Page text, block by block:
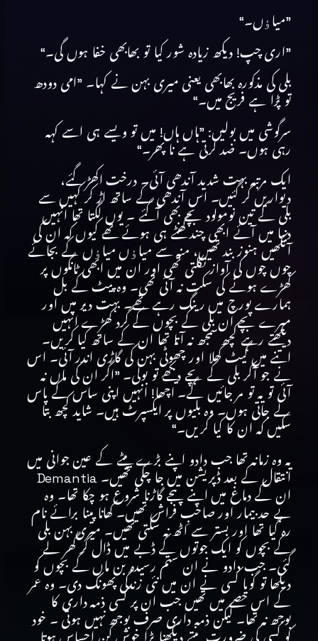
”میاﺅں۔“
”اری چپ! دیکھ زیادہ شور کیا تو بھابھی خفا ہوں گی۔“
بلی کی مذکورہ بھابھی یعنی میری بہن نے کہا۔ ”امی دودھ
تو پڑا ہے فریج میں۔“
سرگوشی میں بولیں: ”ہاں ہاں! میں تو ویسے ہی اسے کہہ
رہی ہوں۔ ضد کرتی ہے نا پھر۔“
ایک مرتبہ بہت شدید آندھی آئی۔ درخت اکھڑ گئے،
دیواریں گر گئیں۔ اس آندھی کے ساتھ اڑ کر کہیں سے
بلی کے تین نومولود بچے بھی آگئے ۔ یوں لگتا تھا انہیں
دنیا میں آئے ابھی چند گھنٹے ہی ہوئے تھے کیوں کہ ان کی
آنکھیں ہنوز بند تھیں، منہ سے میاﺅں میاﺅں کے بجائے
چوں چوں کی آواز نکلتی تھی اور ان میں ابھی ٹانگوں پر
کھڑے ہونے کی سکت نہ آئی تھی۔ وہ پیٹ کے بل
ہمارے پورچ میں رینگ رہے تھے۔ بہت دیر میں اور
میرے بچے ان بلی کے بچوں کے گرد کھڑے انہیں
دیکھتے رہے کچھ سمجھ نہ آتا تھا ان کے ساتھ کیا کریں۔
اتنے میں گیٹ کھلا اور چھوٹی بہن کی گاڑی اندر آئی۔ اس
نے جو آکر بلی کے بچے دیکھے تو بولی۔ ”اگر ان کی ماں نہ
آئی تو یہ تو مر جائیں گے۔ اچھا! انہیں اپنی ساس کے پاس
لے جاتی ہوں۔ وہ بلیوں پر ایکسپرٹ ہیں۔ شاید کچھ بتا
سکیں کہ ان کا کیا کریں۔“
یہ وہ زمانہ تھا جب دادو اپنے بڑے بیٹے کے عین جوانی میں
انتقال کے بعد ڈپریشن میں جا چکی تھیں۔ Demantia
ان کے دماغ میں اپنے پنجے گاڑنا شروع ہو چکا تھا۔ وہ
بے حد بیمار اور صاحبِ فراش تھیں۔ کھانا پینا برائے نام
رہ گیا تھا اور بستر سے اٹھ نہ سکتی تھیں۔ میری بہن بلی
کے بچوں کو ایک جوتوں کے ڈبے میں ڈال کر گھر لے
گئی۔ جب دادو نے ان ستم رسیدہ بن ماں کے بچوں کو
دیکھا تو گویا کسی نے ان میں نئی زندگی پھونک دی۔ وہ عمر
کے اس حصے میں تھیں جب ان پر کسی ذمہ داری کا
بوجھ نہ تھا۔ لیکن ذمہ داری صرف بوجھ نہیں ہوتی ۔ خود